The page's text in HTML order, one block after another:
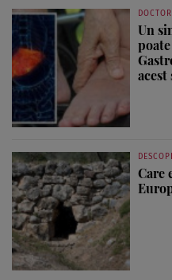
Un
acest
Care